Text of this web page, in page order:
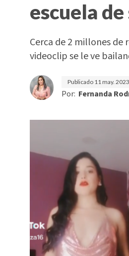
escuela
Cerca de 2 millones
videoclip se le ve
Publicado 11 may. 2023
Por: Fernanda